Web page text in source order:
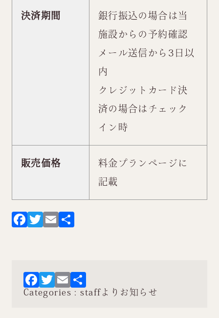
決済期間
銀行振込の場合は当
施設からの予約確認
メール送信から3日以
内
クレジットカード決
済の場合はチェック
イン時
販売価格 料金プランページ に
記載
Facebook
Twitter
Email
Facebook
Twitter
Email
有
Categories :staffよりお知らせ